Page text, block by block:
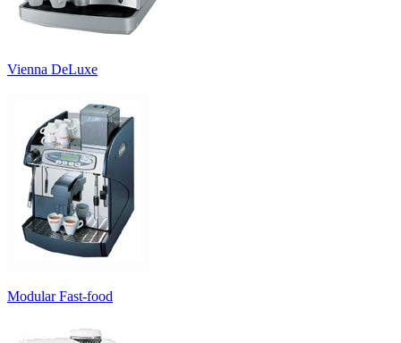
Vienna DeLuxe
Modular Fast-food